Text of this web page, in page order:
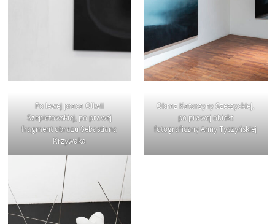
Po lewej praca Oliwii
Szepietowskiej, po prawej
fragment obrazu Sebastiana
Krzywaka
Obraz Katarzyny Szeszyckiej,
po prawej obiekt
fotograficzny Anny Tyczyńskiej